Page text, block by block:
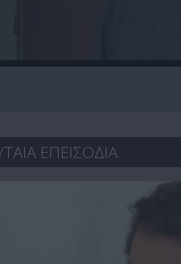
ΕΠΕΙΣΟΔΙΑ